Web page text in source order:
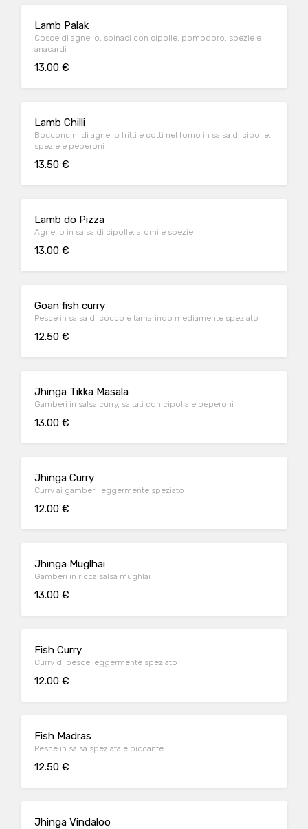
Lamb Palak
Cosce di agnello, spinaci con cipolle, pomodoro, spezie e
anacardi
13.00 €
Lamb Chilli
Bocconcini di agnello fritti e cotti nel forno in salsa di cipolle,
spezie e peperoni
13.50 €
Lamb do Pizza
Agnello in salsa di cipolle, aromi e spezie
13.00 €
Goan fish curry
Pesce in salsa di cocco e tamarindo mediamente speziato
12.50 €
Jhinga Tikka Masala
Gamberi in salsa curry, saltati con cipolla e peperoni
13.00 €
Jhinga Curry
Curry ai gamberi leggermente speziato
12.00 €
Jhinga Muglhai
Gamberi in ricca salsa mughlai
13.00 €
Fish Curry
Curry di pesce leggermente speziato
12.00 €
Fish Madras
Pesce in salsa speziata e piccante
12.50 €
Jhinga Vindaloo